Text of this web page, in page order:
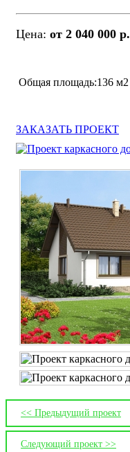
Цена: от 2 040 000 р.
Общая площадь:136 м2
ЗАКАЗАТЬ ПРОЕКТ
<< Предыдущий проект
Следующий проект >>